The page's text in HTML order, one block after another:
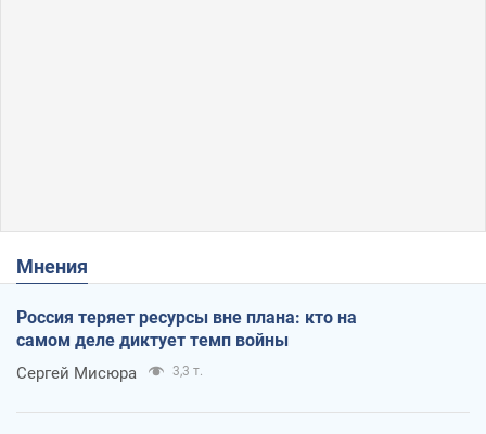
Мнения
Россия теряет ресурсы вне плана: кто на
самом деле диктует темп войны
Сергей Мисюра 3,3 т.